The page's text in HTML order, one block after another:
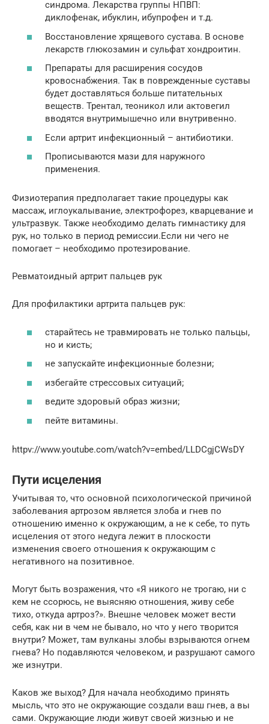
синдрома. Лекарства группы НПВП:
диклофенак, ибуклин, ибупрофен и т.д.
Восстановление хрящевого сустава. В основе
лекарств глюкозамин и сульфат хондроитин.
Препараты для расширения сосудов
кровоснабжения. Так в поврежденные суставы
будет доставляться больше питательных
веществ. Трентал, теоникол или актовегил
вводятся внутримышечно или внутривенно.
Если артрит инфекционный – антибиотики.
Прописываются мази для наружного
применения.
Физиотерапия предполагает такие процедуры как
массаж, иглоукалывание, электрофорез, кварцевание и
ультразвук. Также необходимо делать гимнастику для
рук, но только в период ремиссии.Если ни чего не
помогает – необходимо протезирование.
Ревматоидный артрит пальцев рук
Для профилактики артрита пальцев рук:
старайтесь не травмировать не только пальцы,
но и кисть;
не запускайте инфекционные болезни;
избегайте стрессовых ситуаций;
ведите здоровый образ жизни;
пейте витамины.
httpv://www.youtube.com/watch?v=embed/LLDCgjCWsDY
Пути исцеления
Учитывая то, что основной психологической причиной
заболевания артрозом является злоба и гнев по
отношению именно к окружающим, а не к себе, то путь
исцеления от этого недуга лежит в плоскости
изменения своего отношения к окружающим с
негативного на позитивное.
Могут быть возражения, что «Я никого не трогаю, ни с
кем не ссорюсь, не выясняю отношения, живу себе
тихо, откуда артроз?». Внешне человек может вести
себя, как ни в чем не бывало, но что у него творится
внутри? Может, там вулканы злобы взрываются огнем
гнева? Но подавляются человеком, и разрушают самого
же изнутри.
Каков же выход? Для начала необходимо принять
мысль, что это не окружающие создали ваш гнев, а вы
сами. Окружающие люди живут своей жизнью и не